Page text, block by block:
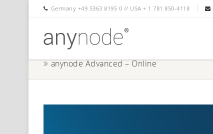
Germany +49 5363 8195 0 // USA + 1 781 850-4118
anynode Advanced – Online